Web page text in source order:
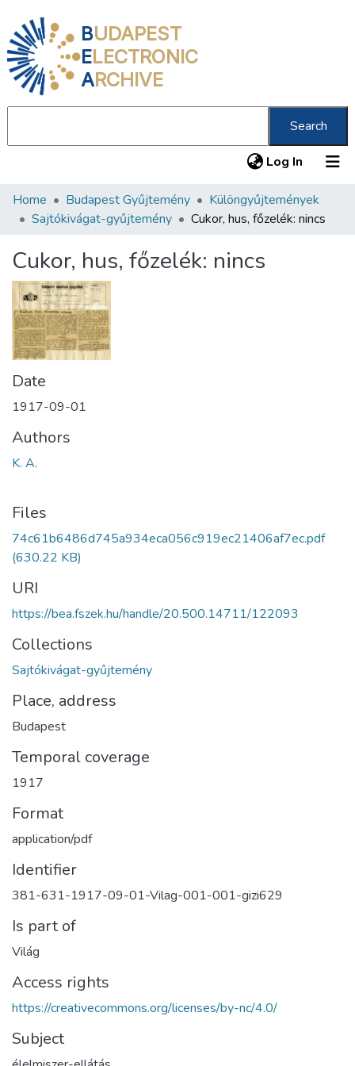
BUDAPEST
ELECTRONIC
ARCHIVE
Search
Log In (current)
Communities & Collections
Statistics
About us
Home Budapest Gyűjtemény
Különgyűjtemények
Sajtókivágat-gyűjtemény
Cukor, hus, főzelék: nincs
Cukor, hus, főzelék: nincs
Date
1917-09-01
Authors
K. A.
Files
74c61b6486d745a934eca056c919ec21406af7ec.pdf
(630.22 KB)
URI
https://bea.fszek.hu/handle/20.500.14711/122093
Collections
Sajtókivágat-gyűjtemény
Place, address
Budapest
Temporal coverage
1917
Format
application/pdf
Identifier
381-631-1917-09-01-Vilag-001-001-gizi629
Is part of
Világ
Access rights
https://creativecommons.org/licenses/by-nc/4.0/
Subject